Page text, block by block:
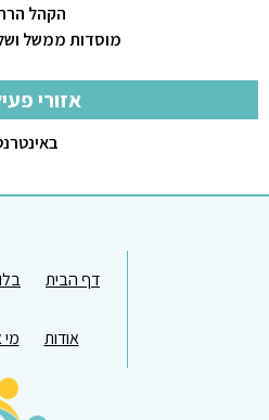
הקהל
מוסדות ממשל
אזורי
דף הבית
אודות מי